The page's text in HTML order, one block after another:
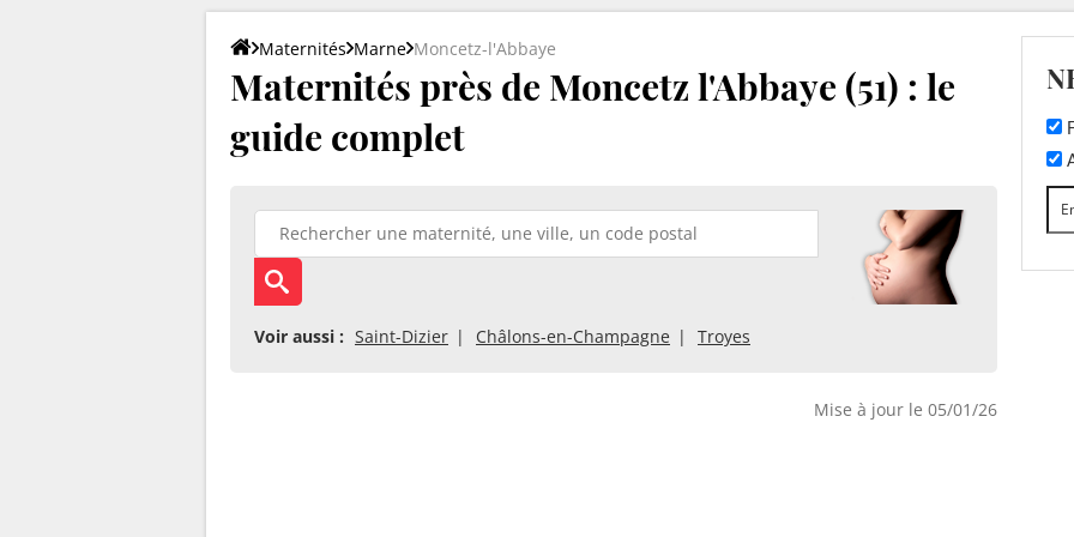
Maternités Marne Moncetz-l'Abbaye
Maternités près de Moncetz l'Abbaye (51) : le
guide complet
Voir aussi : Saint-Dizier Châlons-en-Champagne Troyes
Mise à jour le 05/01/26